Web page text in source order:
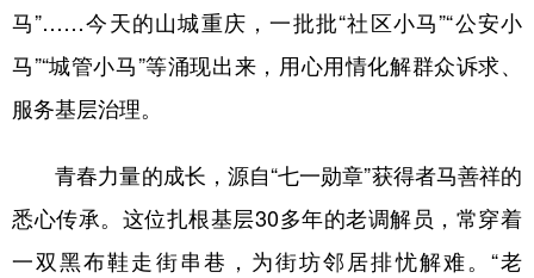
马”……今天的山城重庆，一批批“社区小马”“公安小
马”“城管小马”等涌现出来，用心用情化解群众诉求、
服务基层治理。
青春力量的成长，源自“七一勋章”获得者马善祥的
悉心传承。这位扎根基层30多年的老调解员，常穿着
一双黑布鞋走街串巷，为街坊邻居排忧解难。“老